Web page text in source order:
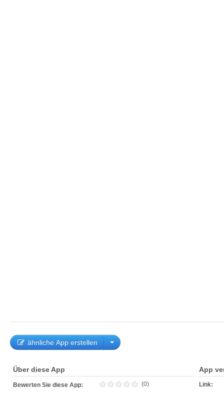
ähnliche App erstellen
Über diese App
Bewerten Sie diese App: (0)
App
Link: